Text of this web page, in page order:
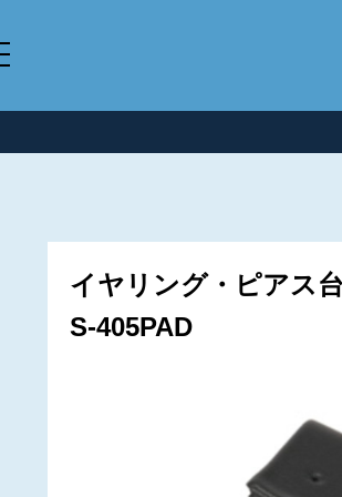
イヤリング・ピアス
S-405PAD